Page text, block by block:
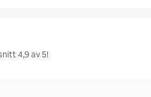
4,9 av 5!